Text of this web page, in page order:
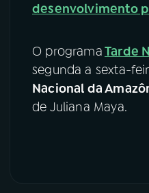
desenvolvimento
O programaTarde
segunda a sexta-
Nacional da
de Juliana Maya.